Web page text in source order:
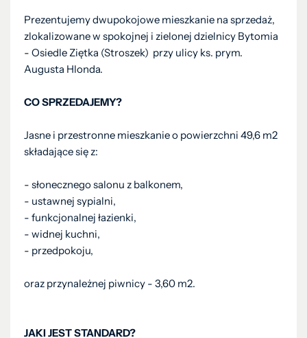
Prezentujemy dwupokojowe mieszkanie na sprzedaż,
zlokalizowane w spokojnej i zielonej dzielnicy Bytomia
- Osiedle Ziętka (Stroszek) przy ulicy ks. prym.
Augusta Hlonda.
CO SPRZEDAJEMY?
Jasne i przestronne mieszkanie o powierzchni 49,6 m2
składające się z:
- słonecznego salonu z balkonem,
- ustawnej sypialni,
- funkcjonalnej łazienki,
- widnej kuchni,
- przedpokoju,
oraz przynależnej piwnicy - 3,60 m2.
JAKI JEST STANDARD?